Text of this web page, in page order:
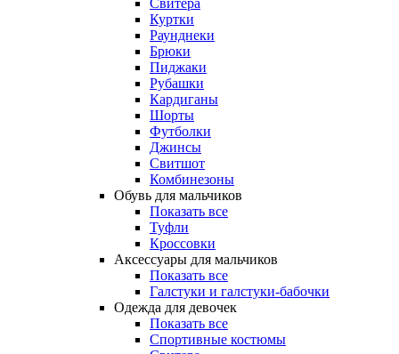
Свитера
Куртки
Раунднеки
Брюки
Пиджаки
Рубашки
Кардиганы
Шорты
Футболки
Джинсы
Свитшот
Комбинезоны
Обувь для мальчиков
Показать все
Туфли
Кроссовки
Аксессуары для мальчиков
Показать все
Галстуки и галстуки-бабочки
Одежда для девочек
Показать все
Спортивные костюмы